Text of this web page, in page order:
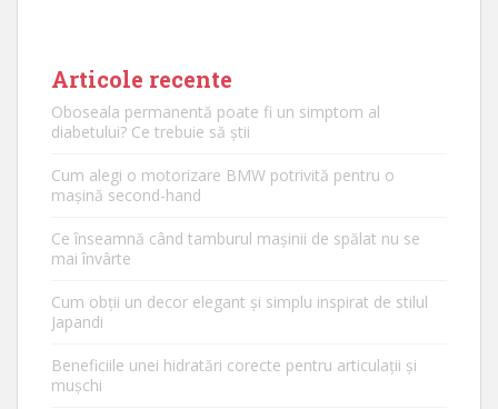
Articole recente
Oboseala permanentă poate fi un simptom al
diabetului? Ce trebuie să știi
Cum alegi o motorizare BMW potrivită pentru o
mașină second-hand
Ce înseamnă când tamburul mașinii de spălat nu se
mai învârte
Cum obții un decor elegant și simplu inspirat de stilul
Japandi
Beneficiile unei hidratări corecte pentru articulații și
mușchi